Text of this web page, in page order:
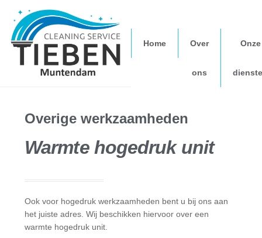
Home Over
ons
Onze
Overige werkzaamheden
Warmte hogedruk unit
Ook voor hogedruk werkzaamheden bent u bij ons aan
het juiste adres. Wij beschikken hiervoor over een
warmte hogedruk unit.